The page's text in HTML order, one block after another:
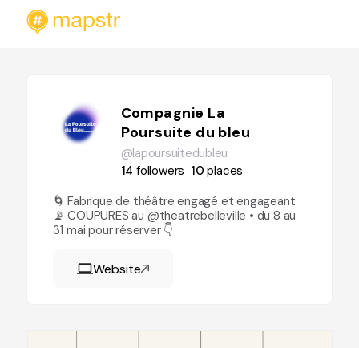
Compagnie La
Poursuite du bleu
@lapoursuitedubleu
14 followers 10places
🌀 Fabrique de théâtre engagé et engageant
📡 COUPURES au @theatrebelleville • du 8 au
31 mai pour réserver 👇
Website